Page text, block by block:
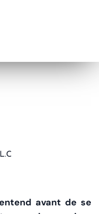
avant de se